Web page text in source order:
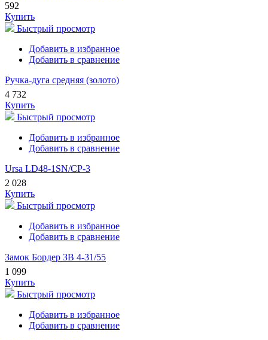
592
Купить
Быстрый просмотр
Добавить в избранное
Добавить в сравнение
Ручка-дуга средняя (золото)
4 732
Купить
Быстрый просмотр
Добавить в избранное
Добавить в сравнение
Ursa LD48-1SN/CP-3
2 028
Купить
Быстрый просмотр
Добавить в избранное
Добавить в сравнение
Замок Бордер ЗВ 4-31/55
1 099
Купить
Быстрый просмотр
Добавить в избранное
Добавить в сравнение